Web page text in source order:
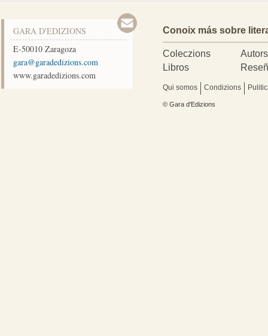
GARA D'EDIZIONS
E-50010 Zaragoza
moc.snoizidedarag@arag
www.garadedizions.com
Conoix más sobre
Coleczions
Autors
Libros
Qui somos Condizions
© Gara d'Edizions